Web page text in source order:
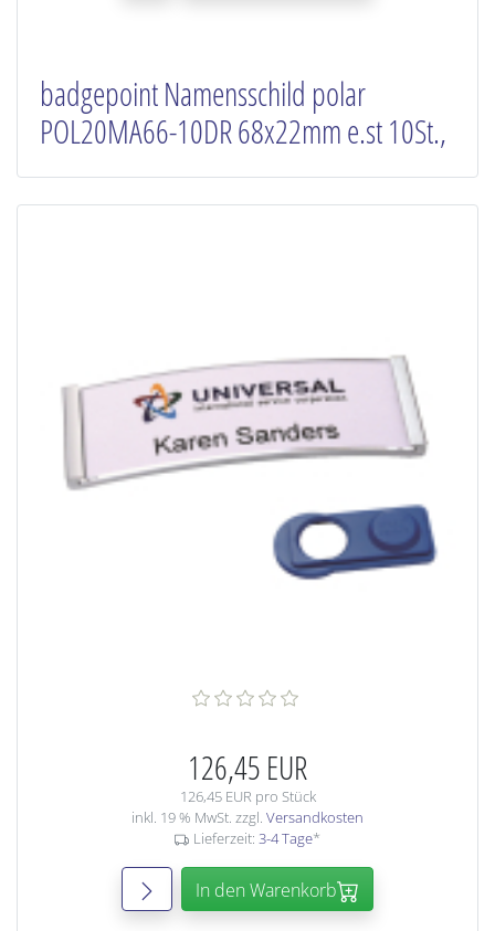
badgepoint Namensschild polar
POL20MA66-10DR 68x22mm e.st 10St.,
126,45 EUR
126,45 EUR pro Stück
inkl. 19 % MwSt. zzgl. Versandkosten
Lieferzeit: 3-4 Tage*
In den Warenkorb